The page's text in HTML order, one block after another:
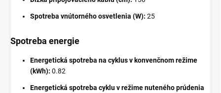
Spotreba vnútorného osvetlenia (W): 25
Spotreba energie
Energetická spotreba na cyklus v konvenčnom režime
(kWh): 0.82
Energetická spotreba cyklu v režime nuteného prúdenia